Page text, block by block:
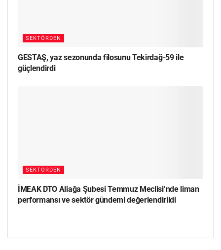
SEKTÖRDEN
GESTAŞ, yaz sezonunda filosunu Tekirdağ-59 ile
güçlendirdi
SEKTÖRDEN
İMEAK DTO Aliağa Şubesi Temmuz Meclisi’nde liman
performansı ve sektör gündemi değerlendirildi